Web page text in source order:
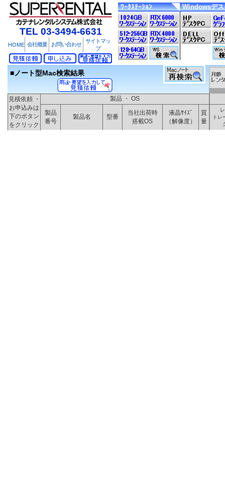
TEL 03-3494-6631
HOME 会社概要 お問い合わせ
サイトマッ
プ
ﾜｰｸｽﾃｰｼｮﾝ Windowsデス
■ノート型Mac検索結果
見積依頼 ・
お申込みは
下のボタン
をクリック
製品 ・ OS
製品
番号
製品名 型番
当社出荷時
搭載OS
液晶ｻｲｽﾞ
（解像度）
質
量
トレ